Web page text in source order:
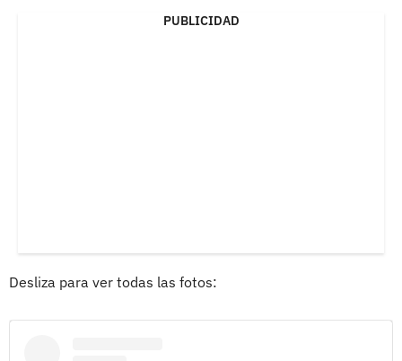
PUBLICIDAD
Desliza para ver todas las fotos: